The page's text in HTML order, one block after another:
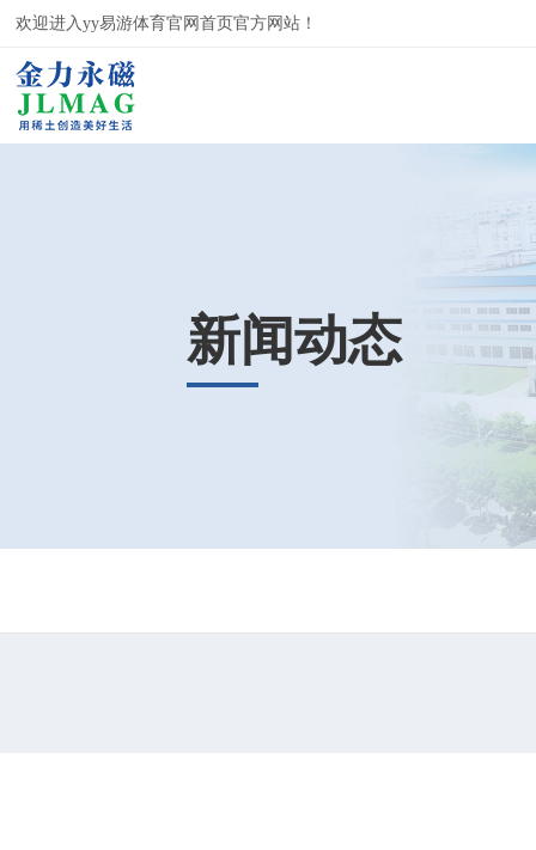
欢迎进入yy易游体育官网首页官方网站！
新闻动态